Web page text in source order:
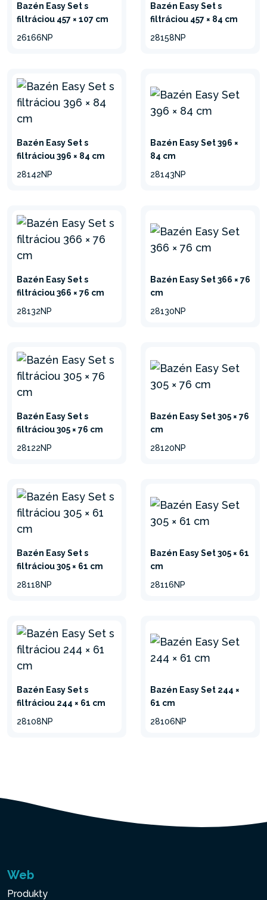
Bazén Easy Set s
filtráciou 457 × 107 cm
26166NP
Bazén Easy Set s
filtráciou 457 × 84 cm
28158NP
Bazén Easy Set s
filtráciou 396 × 84 cm
28142NP
Bazén Easy Set 396 ×
84 cm
28143NP
Bazén Easy Set s
filtráciou 366 × 76 cm
28132NP
Bazén Easy Set 366 × 76
cm
28130NP
Bazén Easy Set s
filtráciou 305 × 76 cm
28122NP
Bazén Easy Set 305 × 76
cm
28120NP
Bazén Easy Set s
filtráciou 305 × 61 cm
28118NP
Bazén Easy Set 305 × 61
cm
28116NP
Bazén Easy Set s
filtráciou 244 × 61 cm
28108NP
Bazén Easy Set 244 ×
61 cm
28106NP
Web
Produkty